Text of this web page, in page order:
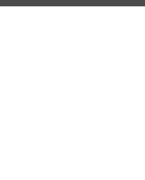
於試用期，退回商品須為全新狀態**